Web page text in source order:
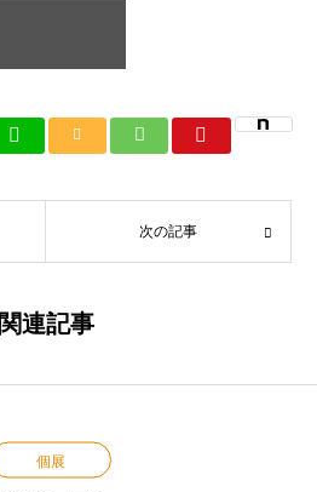
次の記事
関連記事
個展